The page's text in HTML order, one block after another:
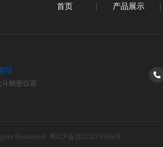
首页 产品展示
址：
斗精密仪器
Reserved 粤ICP备2020078369号